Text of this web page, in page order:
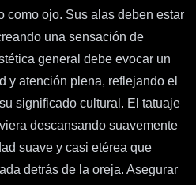
como ojo. Sus alas deben estar
una sensación de
general debe evocar un
y atención plena, reflejando el
significado cultural. El tatuaje
descansando suavemente
suave y casi etérea que
detrás de la oreja. Asegurar